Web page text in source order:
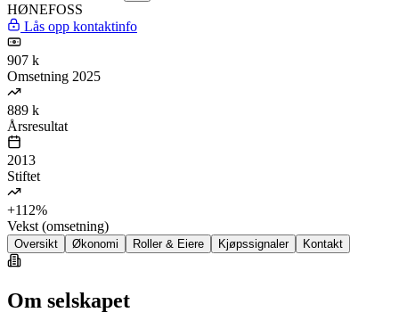
HØNEFOSS
Lås opp kontaktinfo
907 k
Omsetning 2025
889 k
Årsresultat
2013
Stiftet
+112%
Vekst (omsetning)
Oversikt Økonomi Roller & Eiere Kjøpssignaler Kontakt
Om selskapet